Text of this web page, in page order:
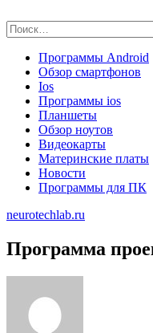
to
content
Найти:
Программы Android
Обзор смартфонов
Ios
Программы ios
Планшеты
Обзор ноутов
Видеокарты
Материнские платы
Новости
Программы для ПК
neurotechlab.ru
Программа